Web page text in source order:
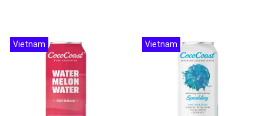
Vietnam Vietnam